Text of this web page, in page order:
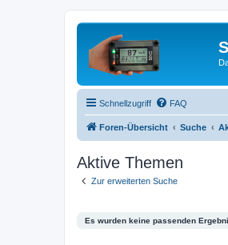
Schnellzugriff FAQ
Foren-Übersicht Suche
Aktive Themen
Zur erweiterten Suche
Es wurden keine passenden